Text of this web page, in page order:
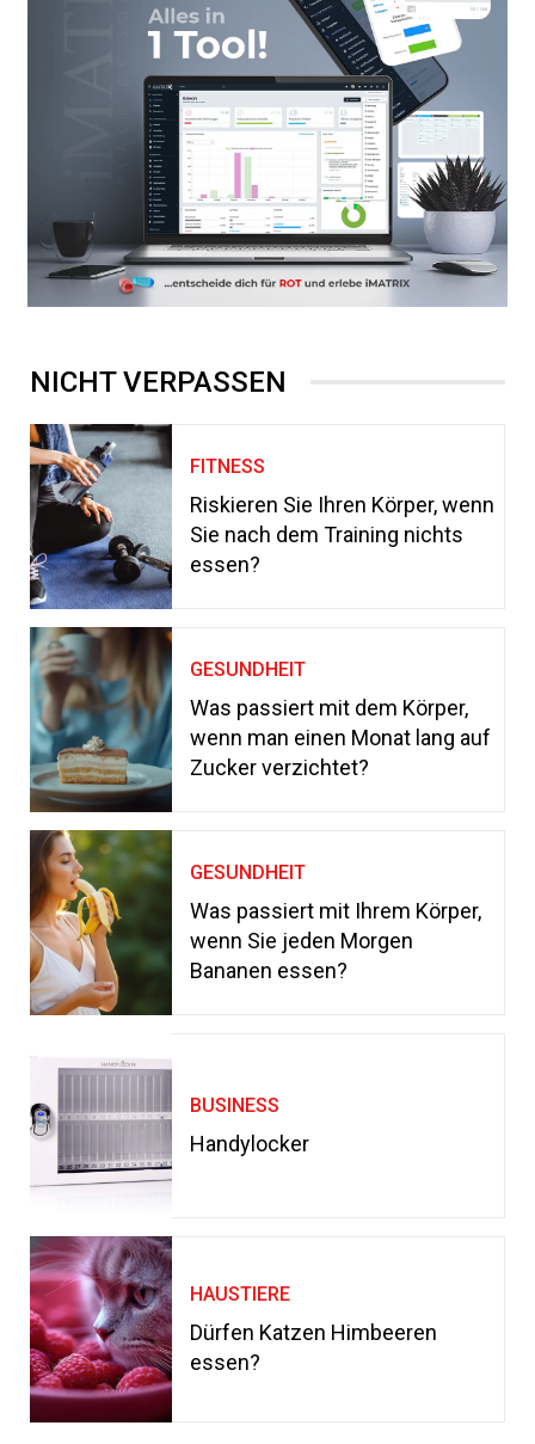
NICHT VERPASSEN
FITNESS
Riskieren Sie Ihren Körper, wenn
Sie nach dem Training nichts
essen?
GESUNDHEIT
Was passiert mit dem Körper,
wenn man einen Monat lang auf
Zucker verzichtet?
GESUNDHEIT
Was passiert mit Ihrem Körper,
wenn Sie jeden Morgen
Bananen essen?
BUSINESS
Handylocker
HAUSTIERE
Dürfen Katzen Himbeeren
essen?